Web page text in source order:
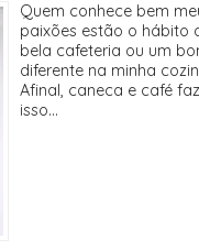
Quem conhece bem
paixões estão o hábito
bela cafeteria ou um
diferente na minha
Afinal, caneca e café
isso...